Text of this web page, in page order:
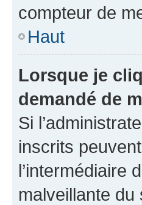
compteur de
Haut
Lorsque je
demandé de
Si
inscrits
l’intermédiaire
malveillante